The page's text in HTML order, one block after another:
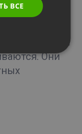
с
встроенные
Они
ВСЕ